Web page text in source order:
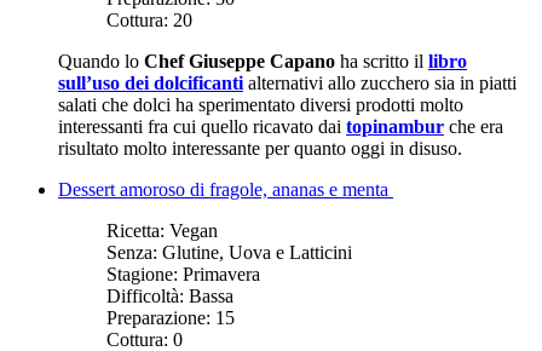
Cottura: 20
Quando lo Chef Giuseppe Capano ha scritto il libro
sull’uso dei dolcificanti alternativi allo zucchero sia in piatti
salati che dolci ha sperimentato diversi prodotti molto
interessanti fra cui quello ricavato dai topinambur che era
risultato molto interessante per quanto oggi in disuso.
Dessert amoroso di fragole, ananas e menta
Ricetta: Vegan
Senza: Glutine, Uova e Latticini
Stagione: Primavera
Difficoltà: Bassa
Preparazione: 15
Cottura: 0